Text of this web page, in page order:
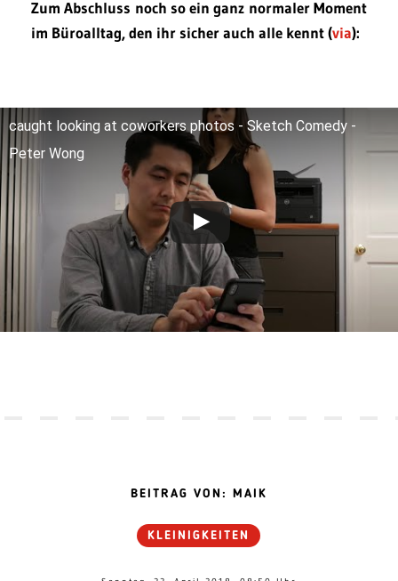
Zum Abschluss noch so ein ganz normaler Moment
im Büroalltag, den ihr sicher auch alle kennt (via):
caught looking at coworkers photos - Sketch Comedy -
Peter Wong
BEITRAG VON: MAIK
KLEINIGKEITEN